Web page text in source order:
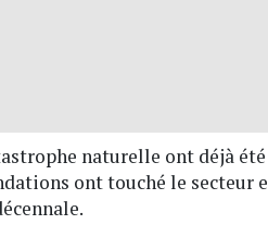
naturelle ont déjà
ont touché le secteur